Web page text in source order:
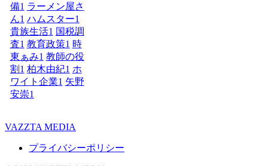
備1 ラーメン屋さ
ん1 ハムスター1
貴族生活1 国税調
査1 教育政策1 時
東ぁみ1 教師の役
割 1 柏木由紀1 ホ
ワイト企業1 矢野
安崇1
VAZZTA MEDIA
プライバシーポリシー